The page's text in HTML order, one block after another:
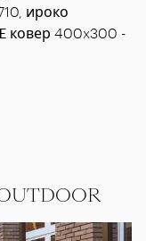
ироко
ковер 400x300 -